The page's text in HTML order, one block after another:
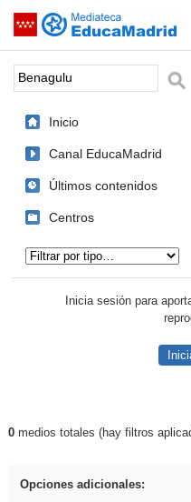
Saltar navegación
Palabra o frase:
Inicio
Canal EducaMadrid
Últimos contenidos
Centros
Inicia sesión para
Resultados de:
0medios totales (hay filtros
Opciones adicionales: